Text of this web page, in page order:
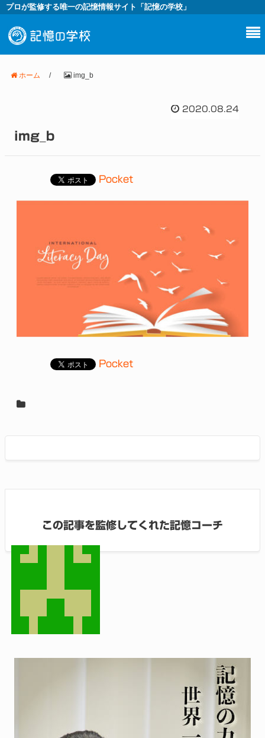
プロが監修する唯一の記憶情報サイト「記憶の学校」
ホーム / img_b
2020.08.24
img_b
Pocket
Pocket
この記事を監修してくれた記憶コーチ